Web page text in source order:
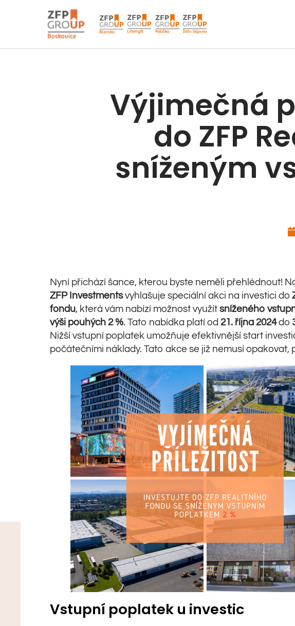
Výjimečná
do ZFP
sníženým
Nyní přichází šance, kterou byste neměli přehlédnout!
ZFP Investmentsvyhlašuje speciální akci na investici do
fondu, která vám nabízí možnost využít sníženého
výši pouhých 2 %. Tato nabídka platí od 21. října 2024do
Nižší vstupní poplatek umožňuje efektivnější start
počátečními náklady. Tato akce se již nemusí opakovat,
Vstupní poplatek u investic